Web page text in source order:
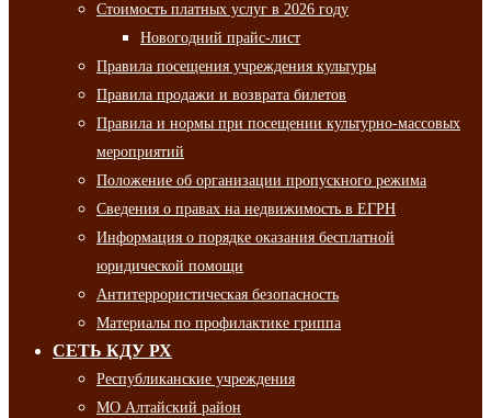
Стоимость платных услуг в 2026 году
Новогодний прайс-лист
Правила посещения учреждения культуры
Правила продажи и возврата билетов
Правила и нормы при посещении культурно-массовых
мероприятий
Положение об организации пропускного режима
Сведения о правах на недвижимость в ЕГРН
Информация о порядке оказания бесплатной
юридической помощи
Антитеррористическая безопасность
Материалы по профилактике гриппа
СЕТЬ КДУ РХ
Республиканские учреждения
МО Алтайский район